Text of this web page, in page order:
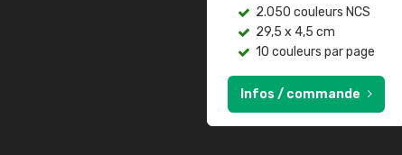
2.050 couleurs NCS
29,5 x 4,5 cm
10 couleurs par page
Infos / commande